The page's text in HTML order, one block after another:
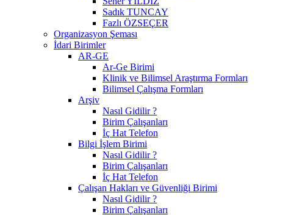
Sadık TUNCAY
Fazlı ÖZSEÇER
Organizasyon Şeması
İdari Birimler
AR-GE
Ar-Ge Birimi
Klinik ve Bilimsel Araştırma Formları
Bilimsel Çalışma Formları
Arşiv
Nasıl Gidilir ?
Birim Çalışanları
İç Hat Telefon
Bilgi İşlem Birimi
Nasıl Gidilir ?
Birim Çalışanları
İç Hat Telefon
Çalışan Hakları ve Güvenliği Birimi
Nasıl Gidilir ?
Birim Çalışanları